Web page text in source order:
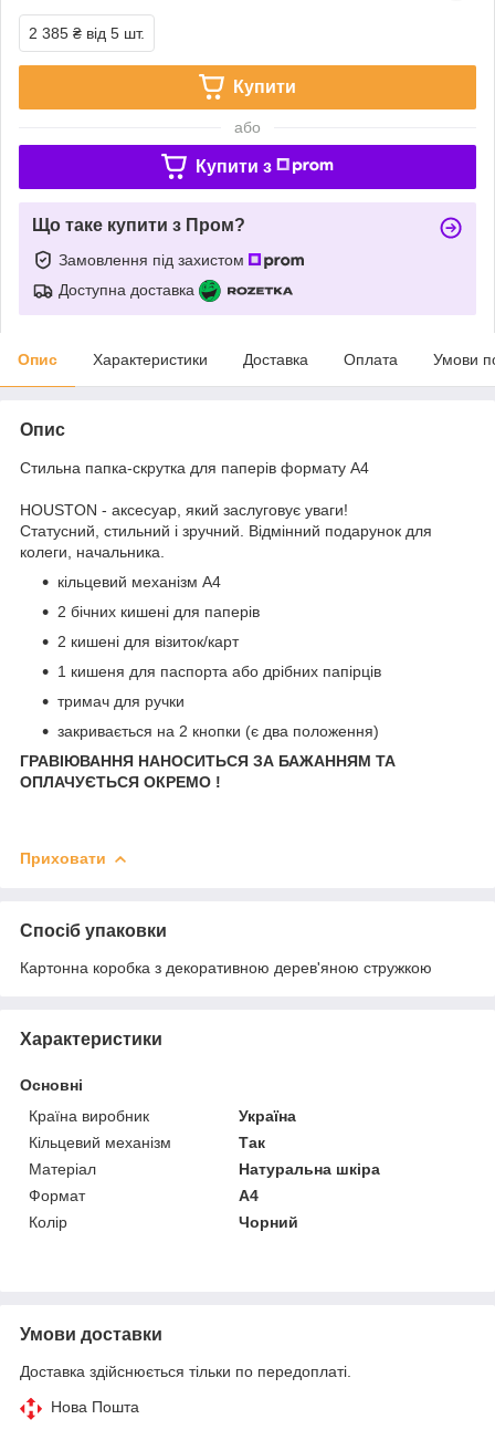
2 385 ₴ від 5 шт.
Купити
або
Купити з
Що таке купити з Пром?
Замовлення під захистом
Доступна доставка
Опис Характеристики Доставка Оплата Умови
Опис
Стильна папка-скрутка для паперів формату А4
HOUSTON - аксесуар, який заслуговує уваги!
Статусний, стильний і зручний. Відмінний подарунок для
колеги, начальника.
кільцевий механізм А4
2 бічних кишені для паперів
2 кишені для візиток/карт
1 кишеня для паспорта або дрібних папірців
тримач для ручки
закривається на 2 кнопки (є два положення)
ГРАВІЮВАННЯ НАНОСИТЬСЯ ЗА БАЖАННЯМ ТА
ОПЛАЧУЄТЬСЯ ОКРЕМО !
Приховати
Спосіб упаковки
Картонна коробка з декоративною дерев'яною стружкою
Характеристики
Основні
Країна виробник
Україна
Кільцевий механізм
Так
Матеріал
Натуральна шкіра
Формат
A4
Колір
Чорний
Умови доставки
Доставка здійснюється тільки по передоплаті.
Нова Пошта